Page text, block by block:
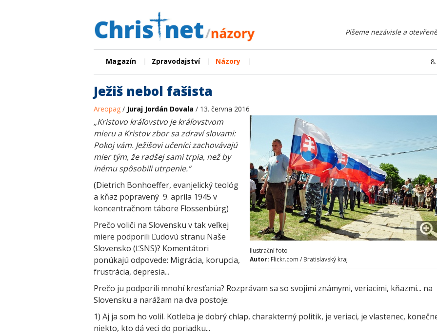
Píšeme nezávisle a
Magazín Zpravodajství Názory
Ježiš nebol fašista
Areopag / Juraj Jordán Dovala / 13. června 2016
Ilustrační foto
Autor: Flickr.com / Bratislavský kraj
„Kristovo kráľovstvo je kráľovstvom
mieru a Kristov zbor sa zdraví slovami:
Pokoj vám. Ježišovi učeníci zachovávajú
mier tým, že radšej sami trpia, než by
inému spôsobili utrpenie.“
(Dietrich Bonhoeffer, evanjelický teológ
a kňaz popravený 9. apríla 1945 v
koncentračnom tábore Flossenbürg)
Prečo voliči na Slovensku v tak veľkej
miere podporili Ľudovú stranu Naše
Slovensko (ĽSNS)? Komentátori
ponúkajú odpovede: Migrácia, korupcia,
frustrácia, depresia...
Prečo ju podporili mnohí kresťania? Rozprávam sa so svojimi známymi, veriacimi, kňazmi... na
Slovensku a narážam na dva postoje:
1) Aj ja som ho volil. Kotleba je dobrý chlap, charakterný politik, je veriaci, je vlastenec,
niekto, kto dá veci do poriadku...